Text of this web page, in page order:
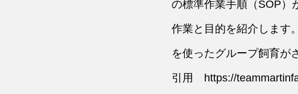
の標準作業手順（SOP）
作業と目的を紹介します
を使ったグループ飼育が
引用　https://